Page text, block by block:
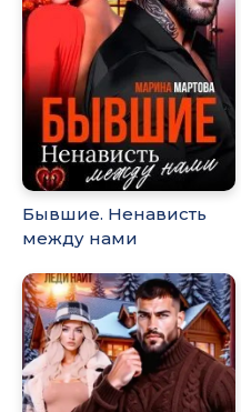
Бывшие. Ненависть
между нами